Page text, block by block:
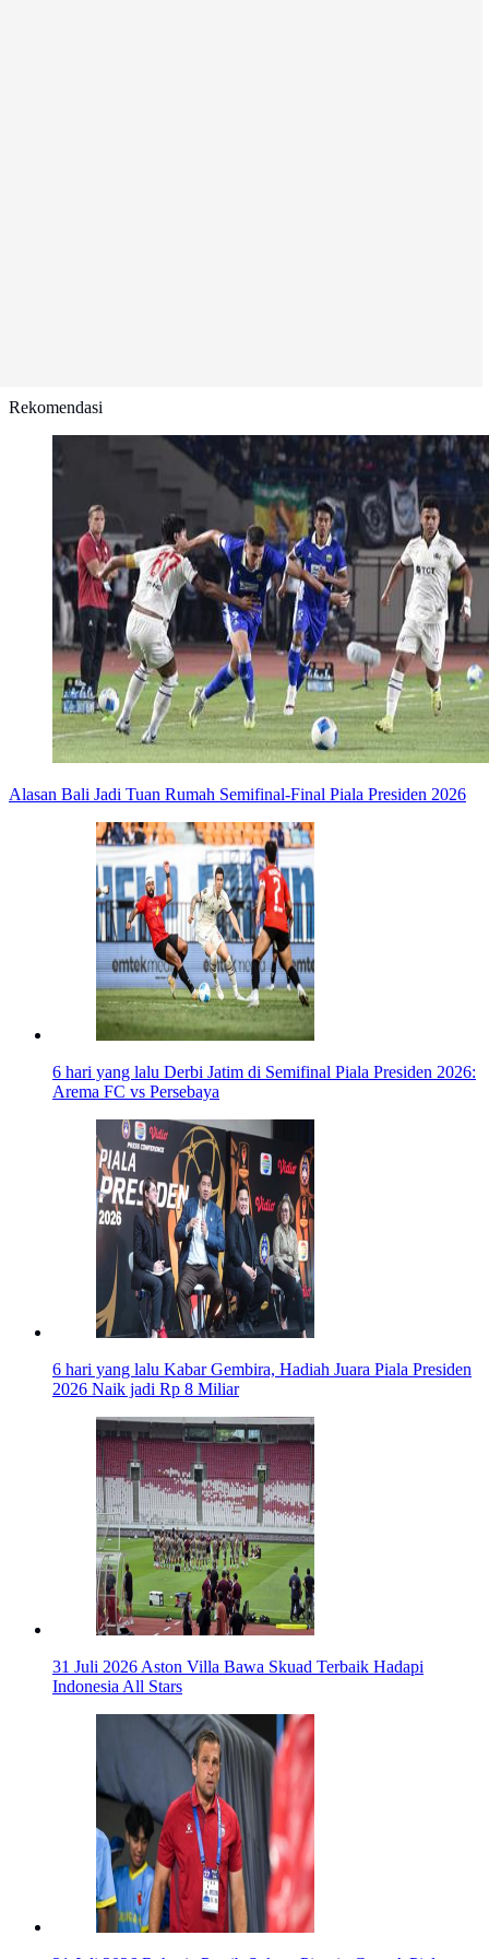
Rekomendasi
Alasan Bali Jadi Tuan Rumah Semifinal-Final Piala Presiden 2026
6 hari yang lalu Derbi Jatim di Semifinal Piala Presiden 2026:
Arema FC vs Persebaya
6 hari yang lalu Kabar Gembira, Hadiah Juara Piala Presiden
2026 Naik jadi Rp 8 Miliar
31 Juli 2026 Aston Villa Bawa Skuad Terbaik Hadapi
Indonesia All Stars